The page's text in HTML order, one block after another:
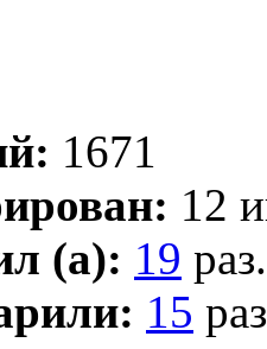
1671
12
(а): 19 раз.
15